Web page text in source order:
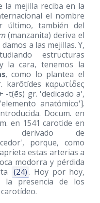
la mejilla reciba en la
el nombre
último, también del
(manzanita) deriva el
a las mejillas. Y,
estructuras
la cara, tenemos la
, como lo plantea el
karōtídes καρωτίδες
-t(ēs) gr. 'dedicado a',
anatómico'].
Docum. en
en 1541 carotide en
de
porque, como
estas arterias a
modorra y pérdida
(24) . Hoy por hoy,
presencia de los